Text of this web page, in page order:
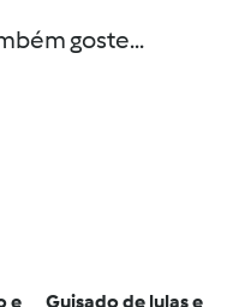
goste...
e Guisado de lulas e